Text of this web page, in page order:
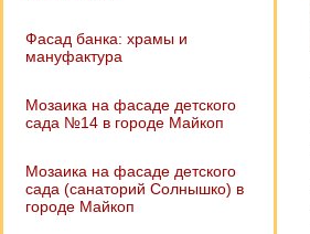
Фасад банка: храмы и
мануфактура
Мозаика на фасаде детского
сада №14 в городе Майкоп
Мозаика на фасаде детского
сада (санаторий Солнышко) в
городе Майкоп